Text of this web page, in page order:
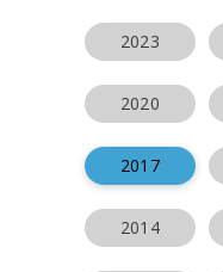
2023
2020
2017
2014